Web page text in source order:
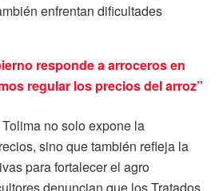
enfrentan dificultades
responde a arroceros en
regular los precios del arroz”
no solo expone la
sino que también refleja la
para fortalecer el agro
denuncian que los Tratados